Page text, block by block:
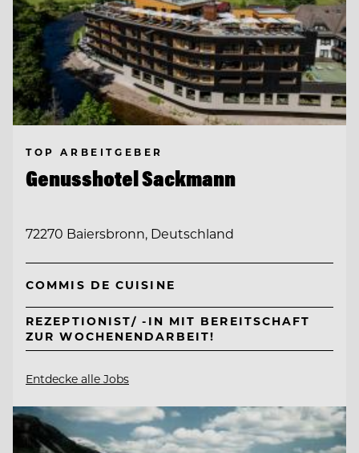
TOP ARBEITGEBER
Genusshotel Sackmann
72270 Baiersbronn, Deutschland
COMMIS DE CUISINE
REZEPTIONIST/ -IN MIT BEREITSCHAFT
ZUR WOCHENENDARBEIT!
Entdecke alle Jobs